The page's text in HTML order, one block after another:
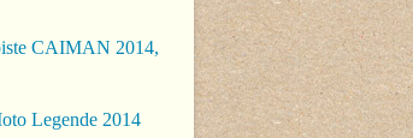
CAIMAN 2014,
Legende 2014